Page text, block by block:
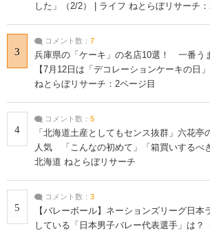
した」（2/2） | ライフ ねとらぼリサーチ：
3
コメント数： 7
兵庫県の「ケーキ」の名店10選！ 一番う
【7月12日は「デコレーションケーキの日
ねとらぼリサーチ：2ページ目
4
コメント数： 5
「北海道土産としてもセンス抜群」六花亭
人気 「こんなの初めて」「箱買いするべ
北海道 ねとらぼリサーチ
5
コメント数： 3
【バレーボール】ネーションズリーグ日本
している「日本男子バレー代表選手」は？